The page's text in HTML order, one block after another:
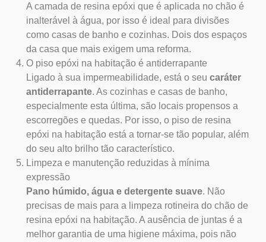
A camada de resina epóxi que é aplicada no chão é
inalterável à água, por isso é ideal para divisões
como casas de banho e cozinhas. Dois dos espaços
da casa que mais exigem uma reforma.
O piso epóxi na habitação é antiderrapante
Ligado à sua impermeabilidade, está o seu caráter
antiderrapante. As cozinhas e casas de banho,
especialmente esta última, são locais propensos a
escorregões e quedas. Por isso, o piso de resina
epóxi na habitação está a tornar-se tão popular, além
do seu alto brilho tão característico.
Limpeza e manutenção reduzidas à mínima
expressão
Pano húmido, água e detergente suave. Não
precisas de mais para a limpeza rotineira do chão de
resina epóxi na habitação. A ausência de juntas é a
melhor garantia de uma higiene máxima, pois não